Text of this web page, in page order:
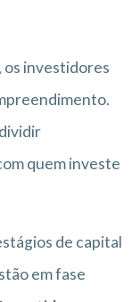
os investidores
quem investe
de capital
em fase